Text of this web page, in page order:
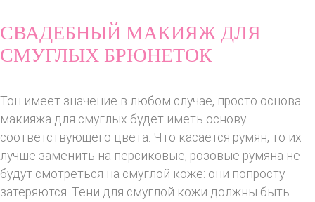
СВАДЕБНЫЙ МАКИЯЖ ДЛЯ
СМУГЛЫХ БРЮНЕТОК
Тон имеет значение в любом случае, просто основа
макияжа для смуглых будет иметь основу
соответствующего цвета. Что касается румян, то их
лучше заменить на персиковые, розовые румяна не
будут смотреться на смуглой коже: они попросту
затеряются. Тени для смуглой кожи должны быть